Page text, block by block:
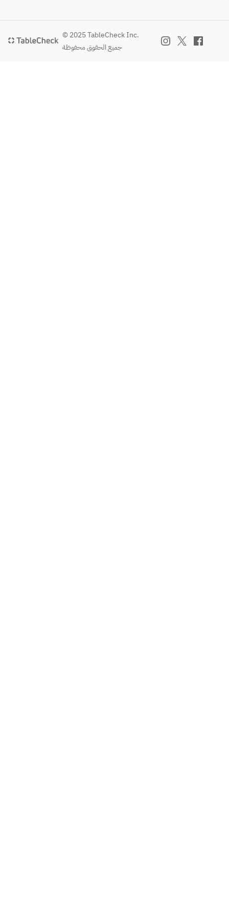
© 2025 TableCheck Inc.
جميع الحقوق محفوظة